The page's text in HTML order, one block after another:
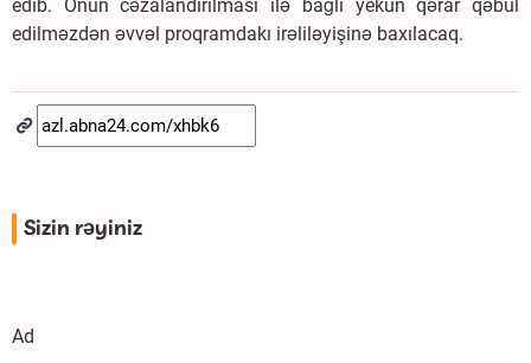
edib. Onun cəzalandırılması ilə bağlı yekun qərar qəbul
edilməzdən əvvəl proqramdakı irəliləyişinə baxılacaq.
Sizin rəyiniz
Ad